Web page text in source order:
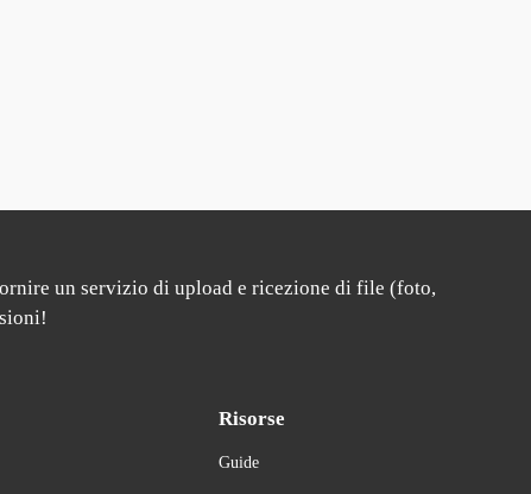
un servizio di upload e ricezione di file (foto,
Risorse
Guide